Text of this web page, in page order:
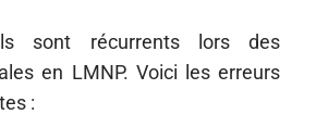
sont récurrents lors des
en LMNP. Voici les erreurs
: